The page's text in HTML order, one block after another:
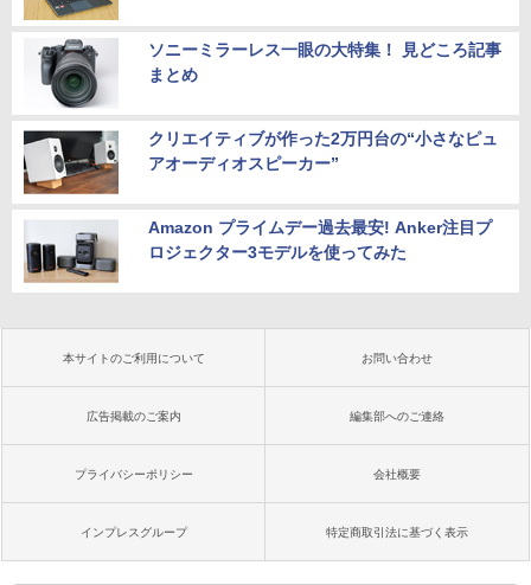
ソニーミラーレス一眼の大特集！ 見どころ記事
まとめ
クリエイティブが作った2万円台の“小さなピュ
アオーディオスピーカー”
Amazon プライムデー過去最安! Anker注目プ
ロジェクター3モデルを使ってみた
本サイトのご利用について お問い合わせ
広告掲載のご案内 編集部へのご連絡
プライバシーポリシー 会社概要
インプレスグループ 特定商取引法に基づく表示